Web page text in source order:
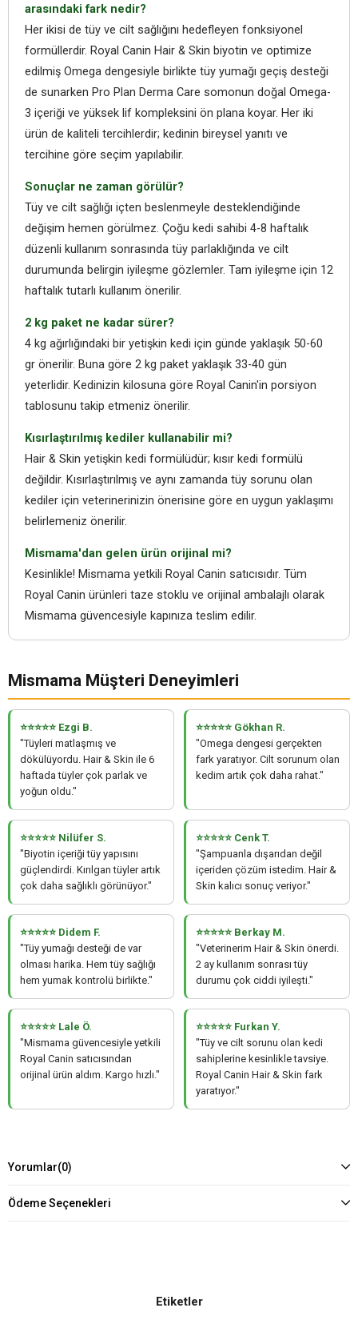
arasındaki fark nedir?
Her ikisi de tüy ve cilt sağlığını hedefleyen fonksiyonel
formüllerdir. Royal Canin Hair & Skin biyotin ve optimize
edilmiş Omega dengesiyle birlikte tüy yumağı geçiş desteği
de sunarken Pro Plan Derma Care somonun doğal Omega-
3 içeriği ve yüksek lif kompleksini ön plana koyar. Her iki
ürün de kaliteli tercihlerdir; kedinin bireysel yanıtı ve
tercihine göre seçim yapılabilir.
Sonuçlar ne zaman görülür?
Tüy ve cilt sağlığı içten beslenmeyle desteklendiğinde
değişim hemen görülmez. Çoğu kedi sahibi 4-8 haftalık
düzenli kullanım sonrasında tüy parlaklığında ve cilt
durumunda belirgin iyileşme gözlemler. Tam iyileşme için 12
haftalık tutarlı kullanım önerilir.
2 kg paket ne kadar sürer?
4 kg ağırlığındaki bir yetişkin kedi için günde yaklaşık 50-60
gr önerilir. Buna göre 2 kg paket yaklaşık 33-40 gün
yeterlidir. Kedinizin kilosuna göre Royal Canin'in porsiyon
tablosunu takip etmeniz önerilir.
Kısırlaştırılmış kediler kullanabilir mi?
Hair & Skin yetişkin kedi formülüdür; kısır kedi formülü
değildir. Kısırlaştırılmış ve aynı zamanda tüy sorunu olan
kediler için veterinerinizin önerisine göre en uygun yaklaşımı
belirlemeniz önerilir.
Mismama'dan gelen ürün orijinal mi?
Kesinlikle! Mismama yetkili Royal Canin satıcısıdır. Tüm
Royal Canin ürünleri taze stoklu ve orijinal ambalajlı olarak
Mismama güvencesiyle kapınıza teslim edilir.
Mismama Müşteri Deneyimleri
⭐⭐⭐⭐⭐ Ezgi B.
"Tüyleri matlaşmış ve
dökülüyordu. Hair & Skin ile 6
haftada tüyler çok parlak ve
yoğun oldu."
⭐⭐⭐⭐⭐ Gökhan R.
"Omega dengesi gerçekten
fark yaratıyor. Cilt sorunum olan
kedim artık çok daha rahat."
⭐⭐⭐⭐⭐ Nilüfer S.
"Biyotin içeriği tüy yapısını
güçlendirdi. Kırılgan tüyler artık
çok daha sağlıklı görünüyor."
⭐⭐⭐⭐⭐ Cenk T.
"Şampuanla dışarıdan değil
içeriden çözüm istedim. Hair &
Skin kalıcı sonuç veriyor."
⭐⭐⭐⭐⭐ Didem F.
"Tüy yumağı desteği de var
olması harika. Hem tüy sağlığı
hem yumak kontrolü birlikte."
⭐⭐⭐⭐⭐ Berkay M.
"Veterinerim Hair & Skin önerdi.
2 ay kullanım sonrası tüy
durumu çok ciddi iyileşti."
⭐⭐⭐⭐⭐ Lale Ö.
"Mismama güvencesiyle yetkili
Royal Canin satıcısından
orijinal ürün aldım. Kargo hızlı."
⭐⭐⭐⭐⭐ Furkan Y.
"Tüy ve cilt sorunu olan kedi
sahiplerine kesinlikle tavsiye.
Royal Canin Hair & Skin fark
yaratıyor."
Yorumlar(0)
Ödeme Seçenekleri
Etiketler